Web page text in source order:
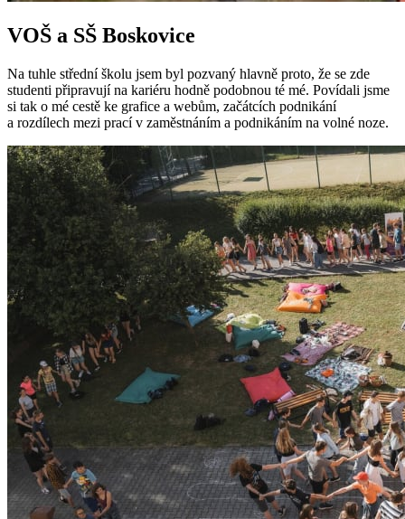
VOŠ a SŠ Boskovice
Na tuhle střední školu jsem byl pozvaný hlavně proto, že se zde
studenti připravují na kariéru hodně podobnou té mé. Povídali jsme
si tak o mé cestě ke grafice a webům, začátcích podnikání
a rozdílech mezi prací v zaměstnáním a podnikáním na volné noze.